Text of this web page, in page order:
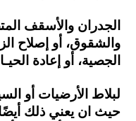
الجدران والأسقف
والشقوق، أو إصلاح
الجصية، أو إعادة
لبلاط الأرضيات أو
حيث ان يعني ذلك